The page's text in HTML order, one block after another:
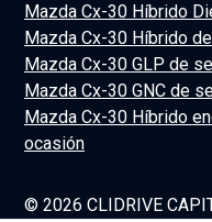
Mazda Cx-30 Híbrido
Mazda Cx-30 Híbrido
Mazda Cx-30 GLP de
Mazda Cx-30 GNC de
Mazda Cx-30 Híbrido
ocasión
© 2026 CLIDRIVE